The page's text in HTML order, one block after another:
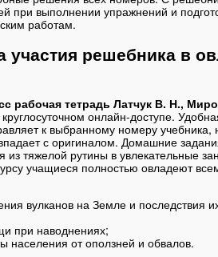
при выполнении упражнений и
работам.
участия решебника в
рабочая тетрадь Латчук В. Н.,
онлайн-доступе.
к выбранному номеру учебника,
с оригиналом. Домашние
из тяжелой рутины в увлекательные
учащиеся полностью овладеют
вулканов на Земле и последствия
при наводнениях;
населения от оползней и обвалов.